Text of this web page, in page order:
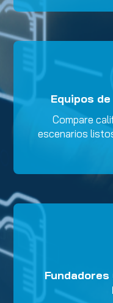
Equipos
Compare
escenarios